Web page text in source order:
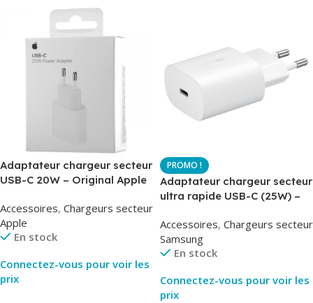
Adaptateur chargeur secteur
USB-C 20W – Original Apple
Original
Accessoires, Chargeurs secteur
Apple
En stock
Connectez-vous pour voir les
prix
Adaptateur chargeur secteur
ultra rapide USB-C (25W) –
EP-TA800
Accessoires, Chargeurs secteur
Samsung
En stock
Connectez-vous pour voir les
prix